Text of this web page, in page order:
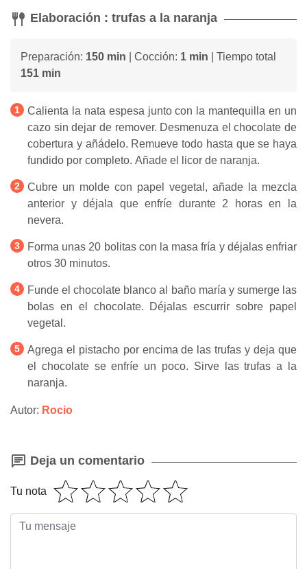
Elaboración : trufas a la naranja
Preparación: 150 min | Cocción: 1 min | Tiempo total
151 min
Calienta la nata espesa junto con la mantequilla en un
cazo sin dejar de remover. Desmenuza el chocolate de
cobertura y añádelo. Remueve todo hasta que se haya
fundido por completo. Añade el licor de naranja.
Cubre un molde con papel vegetal, añade la mezcla
anterior y déjala que enfríe durante 2 horas en la
nevera.
Forma unas 20 bolitas con la masa fría y déjalas enfriar
otros 30 minutos.
Funde el chocolate blanco al baño maría y sumerge las
bolas en el chocolate. Déjalas escurrir sobre papel
vegetal.
Agrega el pistacho por encima de las trufas y deja que
el chocolate se enfríe un poco. Sirve las trufas a la
naranja.
Autor: Rocio
Deja un comentario
Tu nota